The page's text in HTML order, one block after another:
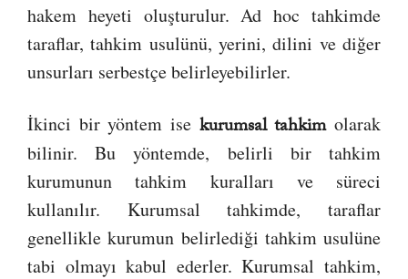
hakem heyeti oluşturulur. Ad hoc tahkimde
taraflar, tahkim usulünü, yerini, dilini ve diğer
unsurları serbestçe belirleyebilirler.
İkinci bir yöntem ise kurumsal tahkimolarak
bilinir. Bu yöntemde, belirli bir tahkim
kurumunun tahkim kuralları ve süreci
kullanılır. Kurumsal tahkimde, taraflar
genellikle kurumun belirlediği tahkim usulüne
tabi olmayı kabul ederler. Kurumsal tahkim,